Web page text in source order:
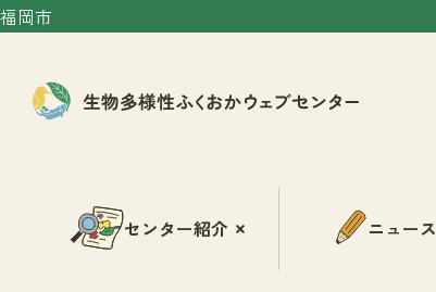
福岡市
センター紹介 ニュース